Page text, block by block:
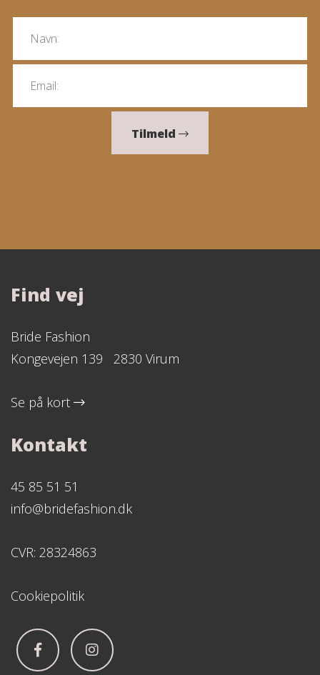
Tilmeld
Find vej
Bride Fashion
Kongevejen 139 2830 Virum
Se på kort
Kontakt
45 85 51 51
info@bridefashion.dk
CVR: 28324863
Cookiepolitik